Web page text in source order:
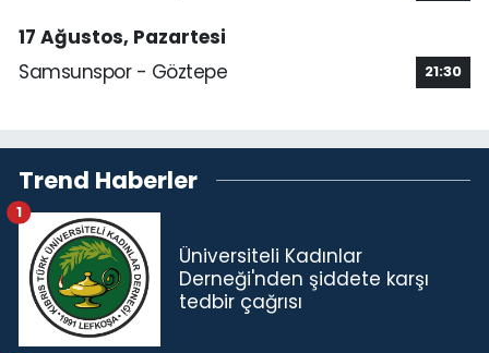
17 Ağustos, Pazartesi
Samsunspor - Göztepe
21:30
Trend Haberler
Üniversiteli Kadınlar
Derneği'nden şiddete karşı
tedbir çağrısı
1